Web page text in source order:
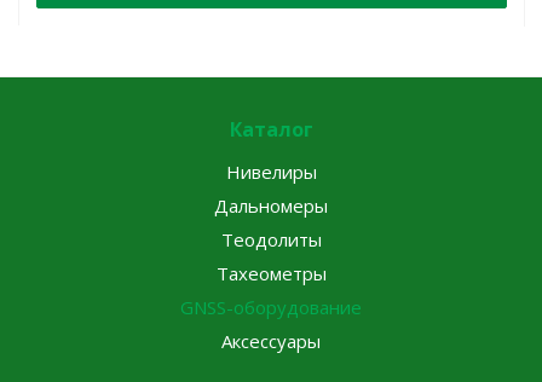
Каталог
Нивелиры
Дальномеры
Теодолиты
Тахеометры
GNSS-оборудование
Аксессуары